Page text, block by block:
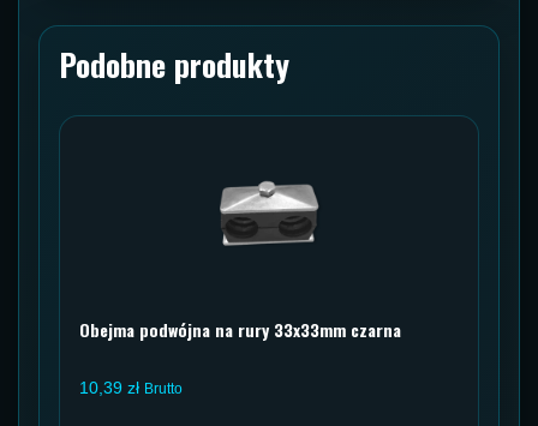
Podobne produkty
Obejma podwójna na rury 33x33mm czarna
10,39 zł Brutto